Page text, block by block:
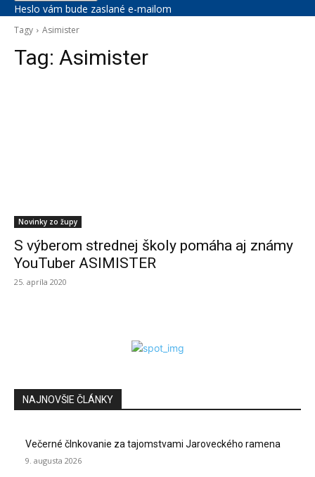
Heslo vám bude zaslané e-mailom
Tagy Asimister
Tag: Asimister
Novinky zo župy
S výberom strednej školy pomáha aj známy
YouTuber ASIMISTER
25. apríla 2020
NAJNOVŠIE ČLÁNKY
Večerné člnkovanie za tajomstvami Jaroveckého ramena
9. augusta 2026